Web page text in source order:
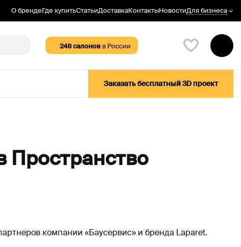
О брендеГде купитьСтатьиДоставкаКонтактыНовостиДля бизнеса
248салонов в России
Заказать бесплатный 3D проект
Пространство
компании «Баусервис» и бренда Laparet.